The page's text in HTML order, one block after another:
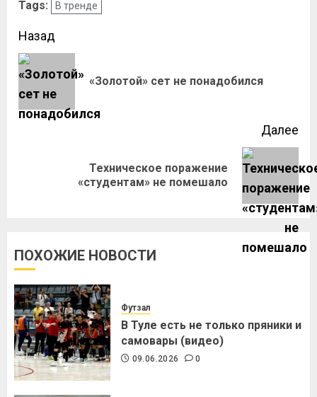
Tags: В тренде
Назад
«Золотой» сет не понадобился
Далее
Техническое поражение
«студентам» не помешало
ПОХОЖИЕ НОВОСТИ
Футзал
В Туле есть не только пряники и
самовары (видео)
09.06.2026 0